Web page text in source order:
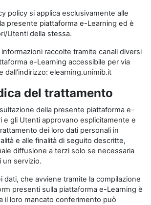
policy si applica esclusivamente alle
presente piattaforma e-Learning ed è
Utenti della stessa.
raccolte tramite canali diversi
e-Learning accessibile per via
dall’indirizzo: elearning.unimib.it
del trattamento
della presente piattaforma e-
e gli Utenti approvano esplicitamente e
dei loro dati personali in
e alle finalità di seguito descritte,
diffusione a terzi solo se necessaria
un servizio.
dati, che avviene tramite la compilazione
presenti sulla piattaforma e-Learning è
il loro mancato conferimento può